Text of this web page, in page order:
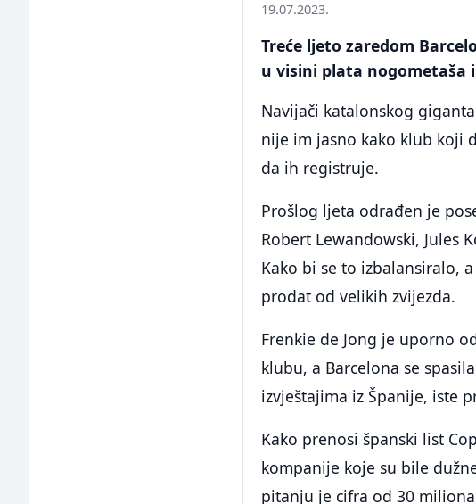
19.07.2023.
Treće ljeto zaredom
u visini plata nogometaša
Navijači katalonskog
nije im jasno kako klub koji
da ih registruje.
Prošlog ljeta odrađen je
Robert Lewandowski, Jules
Kako bi se to izbalansiralo,
prodat od velikih zvijezda.
Frenkie de Jong je uporno
klubu, a Barcelona se
izvještajima iz Španije, iste
Kako prenosi španski list
kompanije koje su bile
pitanju je cifra od 30